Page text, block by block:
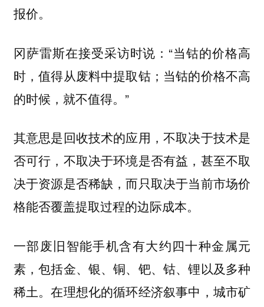
报价。
冈萨雷斯在接受采访时说：“当钴的价格高
时，值得从废料中提取钴；当钴的价格不高
的时候，就不值得。”
其意思是回收技术的应用，不取决于技术是
否可行，不取决于环境是否有益，甚至不取
决于资源是否稀缺，而只取决于当前市场价
格能否覆盖提取过程的边际成本。
一部废旧智能手机含有大约四十种金属元
素，包括金、银、铜、钯、钴、锂以及多种
稀土。在理想化的循环经济叙事中，城市矿